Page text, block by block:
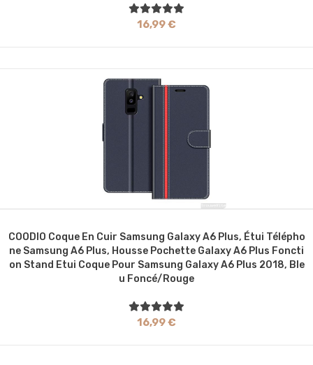
16,99 €
COODIO Coque En Cuir Samsung Galaxy A6 Plus, Étui Télépho
Ne Samsung A6 Plus, Housse Pochette Galaxy A6 Plus Foncti
On Stand Etui Coque Pour Samsung Galaxy A6 Plus 2018, Ble
U Foncé/Rouge
16,99 €